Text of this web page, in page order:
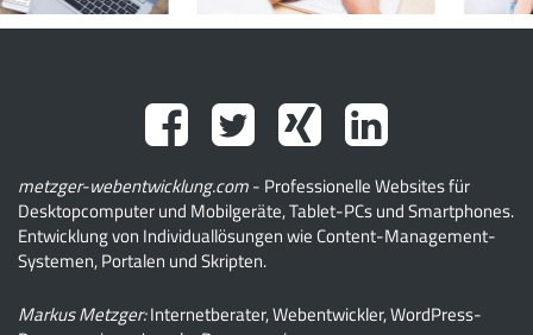
metzger-webentwicklung.com- Professionelle Websites für
Desktopcomputer und Mobilgeräte, Tablet-PCs und Smartphones.
Entwicklung von Individuallösungen wie Content-Management-
Systemen, Portalen und Skripten.
Markus Metzger:Internetberater, Webentwickler, WordPress-